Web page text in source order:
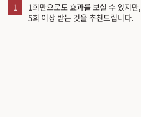
1
1회만으로도 효과를 보실 수 있지
5회 이상 받는 것을 추천드립니다.